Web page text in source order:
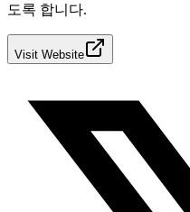
도록 합니다.
Visit Website